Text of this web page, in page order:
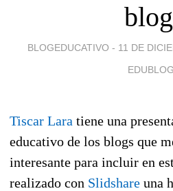
BLOGEDUCATIVO - 11 DE
Tiscar Lara tiene una
educativo de los blogs que
interesante para incluir en
realizado con Slidshare una